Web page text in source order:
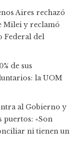
Aires rechazó
Milei y reclamó
Federal del
de sus
la UOM
al Gobierno y
puertos: «Son
ni tienen un